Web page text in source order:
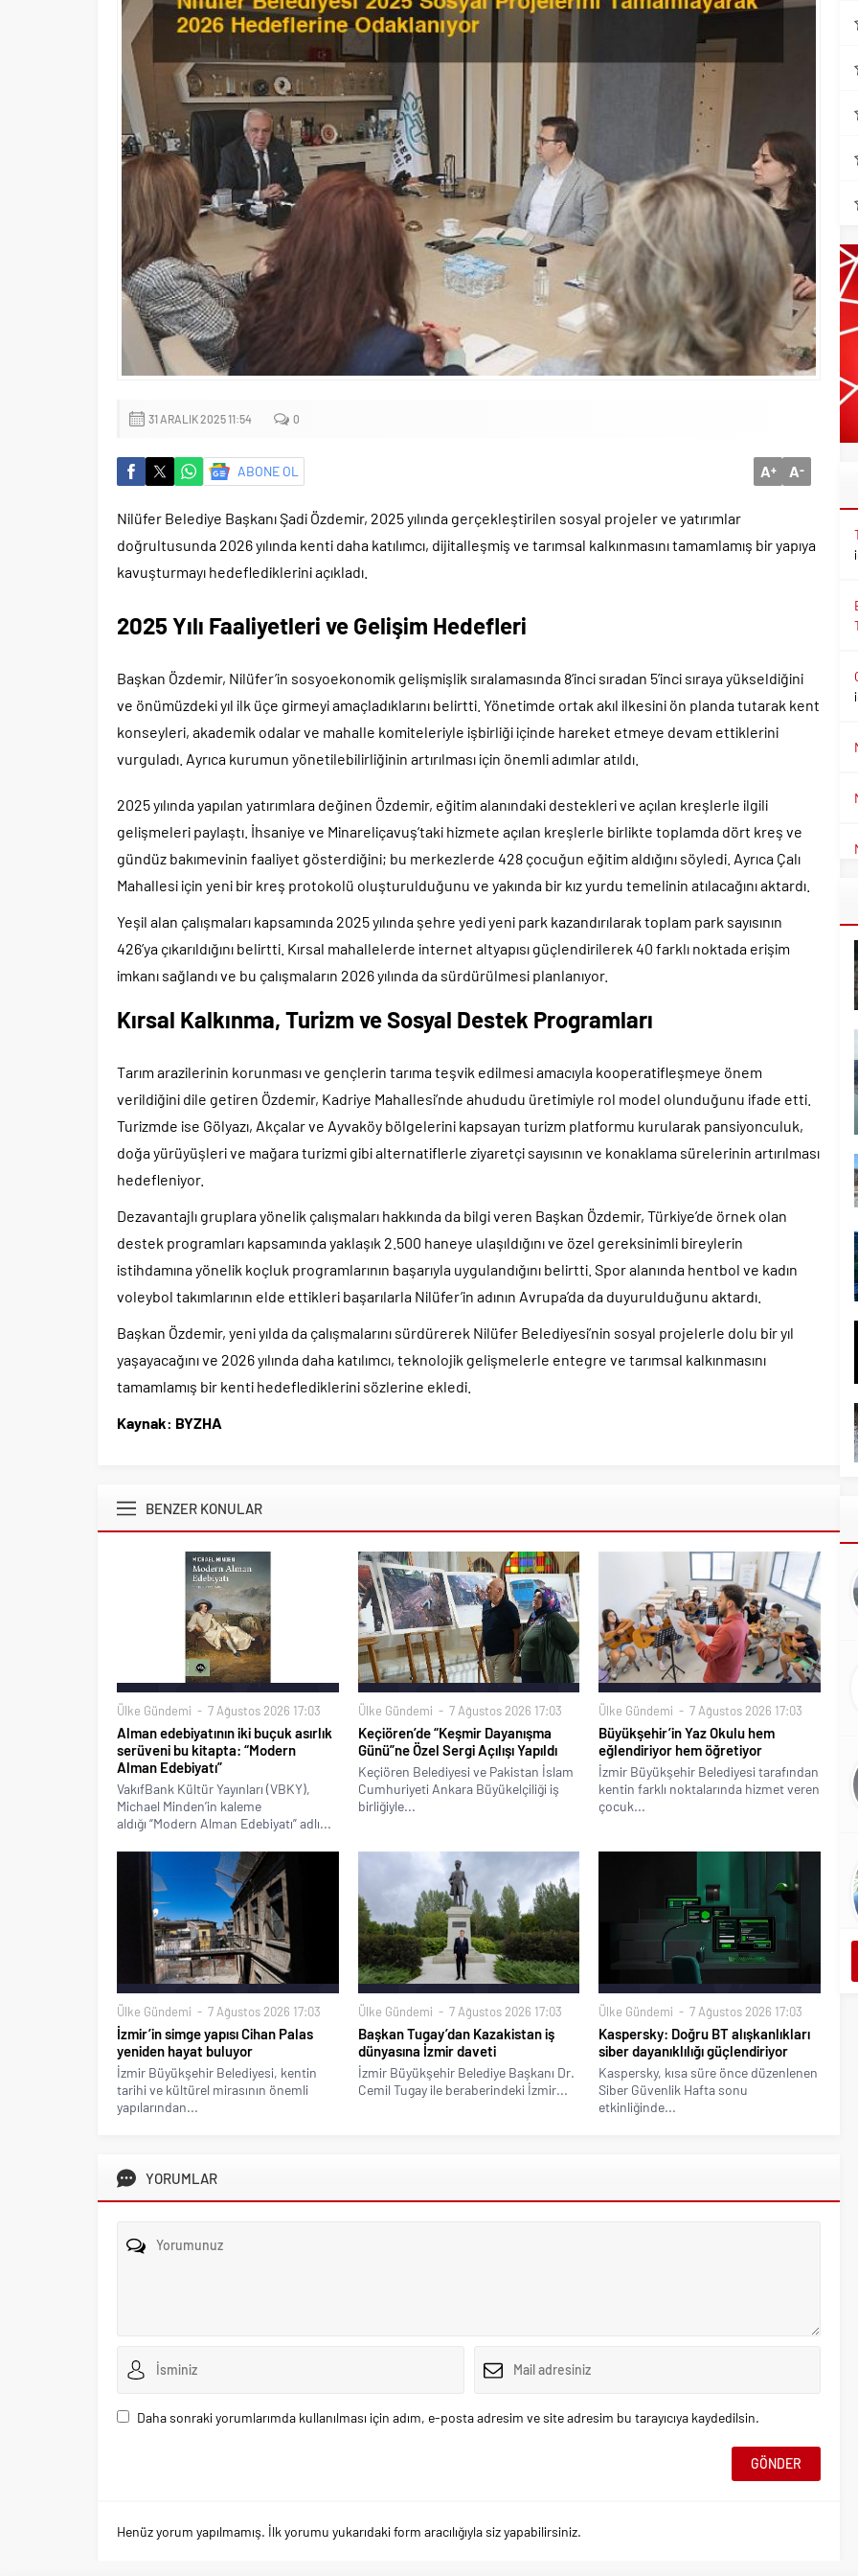
31 ARALIK 2025 11:54 0
ABONE OL A+ A-
Nilüfer Belediye Başkanı Şadi Özdemir, 2025 yılında gerçekleştirilen sosyal projeler ve yatırımlar
doğrultusunda 2026 yılında kenti daha katılımcı, dijitalleşmiş ve tarımsal kalkınmasını tamamlamış bir yapıya
kavuşturmayı hedeflediklerini açıkladı.
2025 Yılı Faaliyetleri ve Gelişim Hedefleri
Başkan Özdemir, Nilüfer’in sosyoekonomik gelişmişlik sıralamasında 8’inci sıradan 5’inci sıraya yükseldiğini
ve önümüzdeki yıl ilk üçe girmeyi amaçladıklarını belirtti. Yönetimde ortak akıl ilkesini ön planda tutarak kent
konseyleri, akademik odalar ve mahalle komiteleriyle işbirliği içinde hareket etmeye devam ettiklerini
vurguladı. Ayrıca kurumun yönetilebilirliğinin artırılması için önemli adımlar atıldı.
2025 yılında yapılan yatırımlara değinen Özdemir, eğitim alanındaki destekleri ve açılan kreşlerle ilgili
gelişmeleri paylaştı. İhsaniye ve Minareliçavuş’taki hizmete açılan kreşlerle birlikte toplamda dört kreş ve
gündüz bakımevinin faaliyet gösterdiğini; bu merkezlerde 428 çocuğun eğitim aldığını söyledi. Ayrıca Çalı
Mahallesi için yeni bir kreş protokolü oluşturulduğunu ve yakında bir kız yurdu temelinin atılacağını aktardı.
Yeşil alan çalışmaları kapsamında 2025 yılında şehre yedi yeni park kazandırılarak toplam park sayısının
426’ya çıkarıldığını belirtti. Kırsal mahallelerde internet altyapısı güçlendirilerek 40 farklı noktada erişim
imkanı sağlandı ve bu çalışmaların 2026 yılında da sürdürülmesi planlanıyor.
Kırsal Kalkınma, Turizm ve Sosyal Destek Programları
Tarım arazilerinin korunması ve gençlerin tarıma teşvik edilmesi amacıyla kooperatifleşmeye önem
verildiğini dile getiren Özdemir, Kadriye Mahallesi’nde ahududu üretimiyle rol model olunduğunu ifade etti.
Turizmde ise Gölyazı, Akçalar ve Ayvaköy bölgelerini kapsayan turizm platformu kurularak pansiyonculuk,
doğa yürüyüşleri ve mağara turizmi gibi alternatiflerle ziyaretçi sayısının ve konaklama sürelerinin artırılması
hedefleniyor.
Dezavantajlı gruplara yönelik çalışmaları hakkında da bilgi veren Başkan Özdemir, Türkiye’de örnek olan
destek programları kapsamında yaklaşık 2.500 haneye ulaşıldığını ve özel gereksinimli bireylerin
istihdamına yönelik koçluk programlarının başarıyla uygulandığını belirtti. Spor alanında hentbol ve kadın
voleybol takımlarının elde ettikleri başarılarla Nilüfer’in adının Avrupa’da da duyurulduğunu aktardı.
Başkan Özdemir, yeni yılda da çalışmalarını sürdürerek Nilüfer Belediyesi’nin sosyal projelerle dolu bir yıl
yaşayacağını ve 2026 yılında daha katılımcı, teknolojik gelişmelerle entegre ve tarımsal kalkınmasını
tamamlamış bir kenti hedeflediklerini sözlerine ekledi.
Kaynak: BYZHA
BENZER KONULAR
Ülke Gündemi 7 Ağustos 2026 17:03
Alman edebiyatının iki buçuk asırlık
serüveni bu kitapta: “Modern
Alman Edebiyatı”
VakıfBank Kültür Yayınları (VBKY),
Michael Minden’in kaleme
aldığı “Modern Alman Edebiyatı” adlı...
Ülke Gündemi 7 Ağustos 2026 17:03
Keçiören’de “Keşmir Dayanışma
Günü”ne Özel Sergi Açılışı Yapıldı
Keçiören Belediyesi ve Pakistan İslam
Cumhuriyeti Ankara Büyükelçiliği iş
birliğiyle...
Ülke Gündemi 7 Ağustos 2026 17:03
Büyükşehir’in Yaz Okulu hem
eğlendiriyor hem öğretiyor
İzmir Büyükşehir Belediyesi tarafından
kentin farklı noktalarında hizmet veren
çocuk...
Ülke Gündemi 7 Ağustos 2026 17:03
İzmir’in simge yapısı Cihan Palas
yeniden hayat buluyor
İzmir Büyükşehir Belediyesi, kentin
tarihi ve kültürel mirasının önemli
yapılarından...
Ülke Gündemi 7 Ağustos 2026 17:03
Başkan Tugay’dan Kazakistan iş
dünyasına İzmir daveti
İzmir Büyükşehir Belediye Başkanı Dr.
Cemil Tugay ile beraberindeki İzmir...
Ülke Gündemi 7 Ağustos 2026 17:03
Kaspersky: Doğru BT alışkanlıkları
siber dayanıklılığı güçlendiriyor
Kaspersky, kısa süre önce düzenlenen
Siber Güvenlik Hafta sonu
etkinliğinde...
YORUMLAR
Daha sonraki yorumlarımda kullanılması için adım, e-posta adresim ve site adresim bu tarayıcıya kaydedilsin.
Henüz yorum yapılmamış. İlk yorumu yukarıdaki form aracılığıyla siz yapabilirsiniz.